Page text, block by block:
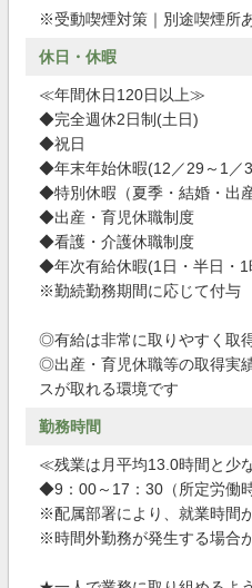
※受動喫煙対策｜別途喫煙所
休日・休暇
≪年間休日120日以上≫
◆完全週休2日制(土日)
◆祝日
◆年末年始休暇(12／29～1／
◆特別休暇（夏季・結婚・出
◆出産・育児休職制度
◆看護・介護休職制度
◆年次有給休暇(1日・半日・
※勤続勤務期間に応じて付与
◎有給は非常に取りやすく取
◎出産・育児休職等の取得実
スが取れる環境です
勤務時間
≪残業は月平均13.0時間と少
◆9：00～17：30（所定労働
※配属部署により、就業時間
※時間外勤務が発生する場合